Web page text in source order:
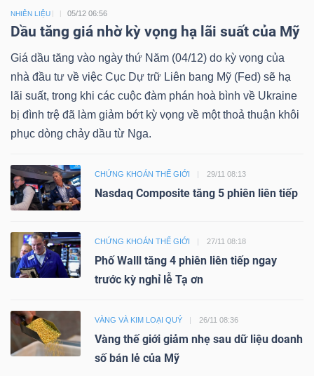
NHIÊN LIỆU 05/12 06:56
Dầu tăng giá nhờ kỳ vọng hạ lãi suất của Mỹ
Giá dầu tăng vào ngày thứ Năm (04/12) do kỳ vọng của
nhà đầu tư về việc Cục Dự trữ Liên bang Mỹ (Fed) sẽ hạ
lãi suất, trong khi các cuộc đàm phán hoà bình về Ukraine
bị đình trệ đã làm giảm bớt kỳ vọng về một thoả thuận khôi
phục dòng chảy dầu từ Nga.
CHỨNG KHOÁN THẾ GIỚI 29/11 08:13
Nasdaq Composite tăng 5 phiên liên tiếp
CHỨNG KHOÁN THẾ GIỚI 27/11 08:18
Phố Walll tăng 4 phiên liên tiếp ngay
trước kỳ nghỉ lễ Tạ ơn
VÀNG VÀ KIM LOẠI QUÝ 26/11 08:36
Vàng thế giới giảm nhẹ sau dữ liệu doanh
số bán lẻ của Mỹ
Bài
của
tác
giả
(-)
Báo
cáo
phân
(-)
ngữ
(-)